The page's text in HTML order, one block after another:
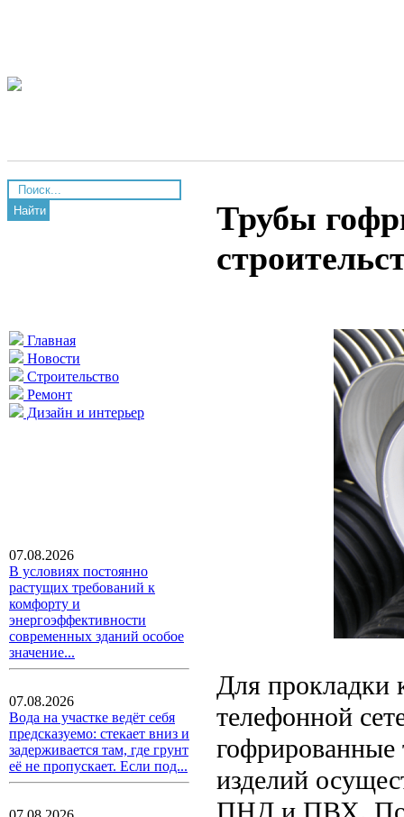
Найти
Главная
Новости
Строительство
Ремонт
Дизайн и интерьер
07.08.2026
В условиях постоянно
растущих требований к
комфорту и
энергоэффективности
современных зданий особое
значение...
07.08.2026
Вода на участке ведёт себя
предсказуемо: стекает вниз и
задерживается там, где грунт
её не пропускает. Если под...
Трубы
Для прокладки
телефонной
изделий